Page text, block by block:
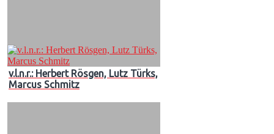
v.l.n.r.: Herbert Rösgen, Lutz Türks,
Marcus Schmitz